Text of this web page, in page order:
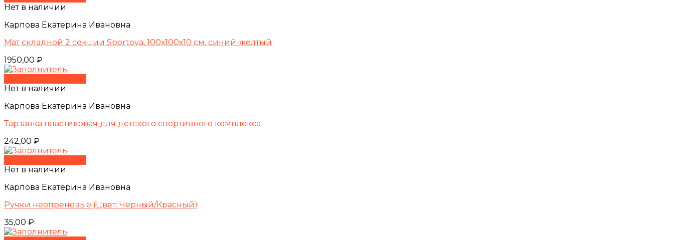
Нет в наличии
Карпова Екатерина Ивановна
Мат складной 2 секции Sportova, 100х100х10 см, синий-желтый
1950,00 ₽
Нет в наличии
Карпова Екатерина Ивановна
Тарзанка пластиковая для детского спортивного комплекса
242,00 ₽
Нет в наличии
Карпова Екатерина Ивановна
Ручки неопреновые (Цвет: Черный/Красный)
35,00 ₽